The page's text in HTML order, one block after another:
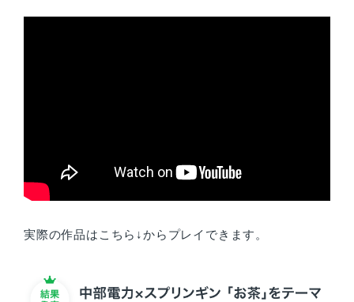
実際の作品はこちら↓からプレイできます。